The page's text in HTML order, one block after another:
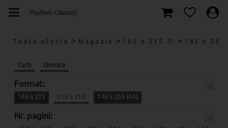
Toata oferta > Magazin > 165 x 235 > 145 x
Carti Donatii
Format:
165 x 235 210 x 210 145 x 205 (A5)
Nr. pagini: